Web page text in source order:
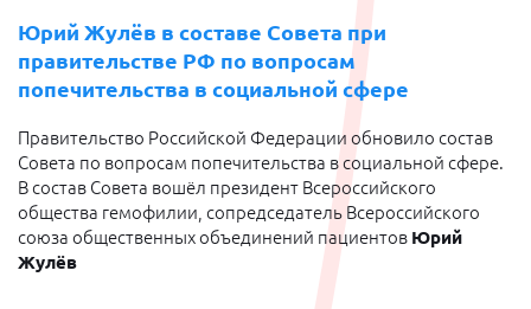
Юрий Жулёв в составе Совета при
правительстве РФ по вопросам
попечительства в социальной сфере
Правительство Российской Федерации обновило состав
Совета по вопросам попечительства в социальной сфере.
В состав Совета вошёл президент Всероссийского
общества гемофилии, сопредседатель Всероссийского
союза общественных объединений пациентов Юрий
Жулёв